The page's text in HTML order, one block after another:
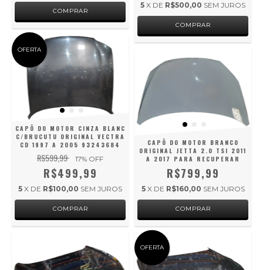
5 X DE R$500,00 SEM JUROS
OFERTA
CAPÔ DO MOTOR CINZA BLANC
C/BRUCUTU ORIGINAL VECTRA
CD 1997 A 2005 93243684
R$599,99 17% OFF
R$499,99
5 X DE R$100,00 SEM JUROS
CAPÔ DO MOTOR BRANCO
ORIGINAL JETTA 2.0 TSI 2011
A 2017 PARA RECUPERAR
R$799,99
5 X DE R$160,00 SEM JUROS
OFERTA